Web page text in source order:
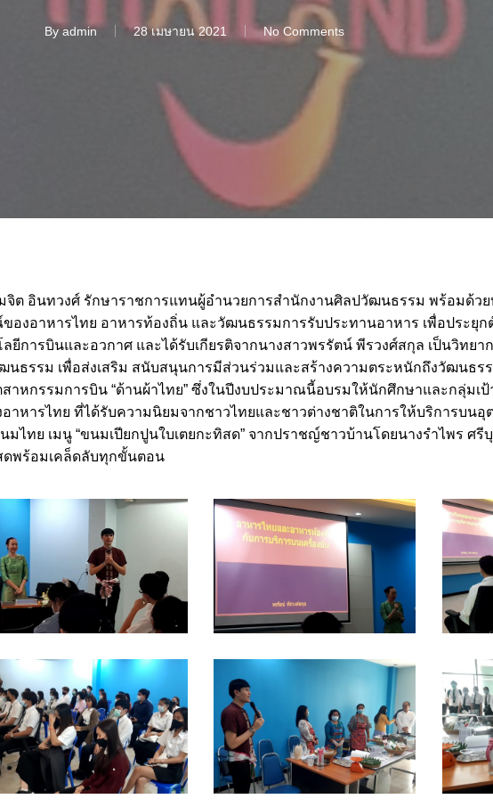
By admin 28 เมษายน 2021 No Comments
ต อินทวงศ์ รักษาราชการแทนผู้อำนวยการสำนักงานศิลปวัฒนธรรม พร้อมด้วย
องอาหารไทย อาหารท้องถิ่น และวัฒนธรรมการรับประทานอาหาร เพื่อประยุ
การบินและอวกาศ และได้รับเกียรติจากนางสาวพรรัตน์ พีรวงศ์สกุล เป็นวิทยา
นธรรม เพื่อส่งเสริม สนับสนุนการมีส่วนร่วมและสร้างความตระหนักถึงวัฒนธร
าหกรรมการบิน “ด้านผ้าไทย” ซึ่งในปีงบประมาณนี้อบรมให้นักศึกษาและกลุ่มเ
าหารไทย ที่ได้รับความนิยมจากชาวไทยและชาวต่างชาติในการให้บริการบน
ไทย เมนู “ขนมเปียกปูนใบเตยกะทิสด” จากปราชญ์ชาวบ้านโดยนางรำไพร ศรี
ดพร้อมเคล็ดลับทุกขั้นตอน
04 05
09